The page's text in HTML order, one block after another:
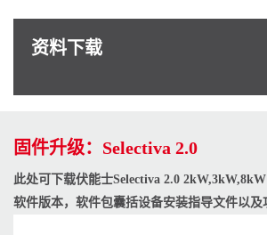
资料下载
固件升级：Selectiva 2.0
此处可下载伏能士Selectiva 2.0
软件版本，软件包囊括设备安装指导文件以及